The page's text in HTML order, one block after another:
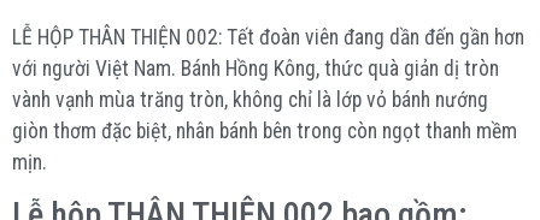
LỄ HỘP THÂN THIỆN 002: Tết đoàn viên đang dần đến gần hơn
với người Việt Nam. Bánh Hồng Kông, thức quà giản dị tròn
vành vạnh mùa trăng tròn, không chỉ là lớp vỏ bánh nướng
giòn thơm đặc biệt, nhân bánh bên trong còn ngọt thanh mềm
mịn.